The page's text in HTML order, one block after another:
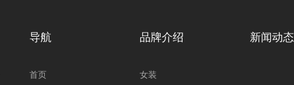
导航
首页
品牌介绍
女装
新闻动态